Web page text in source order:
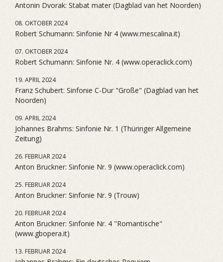
Antonin Dvorak: Stabat mater (Dagblad van het Noorden)
08. OKTOBER 2024
Robert Schumann: Sinfonie Nr 4 (www.mescalina.it)
07. OKTOBER 2024
Robert Schumann: Sinfonie Nr. 4 (www.operaclick.com)
19. APRIL 2024
Franz Schubert: Sinfonie C-Dur "Große" (Dagblad van het
Noorden)
09. APRIL 2024
Johannes Brahms: Sinfonie Nr. 1 (Thüringer Allgemeine
Zeitung)
26. FEBRUAR 2024
Anton Bruckner: Sinfonie Nr. 9 (www.operaclick.com)
25. FEBRUAR 2024
Anton Bruckner: Sinfonie Nr. 9 (Trouw)
20. FEBRUAR 2024
Anton Bruckner: Sinfonie Nr. 4 "Romantische"
(www.gbopera.it)
13. FEBRUAR 2024